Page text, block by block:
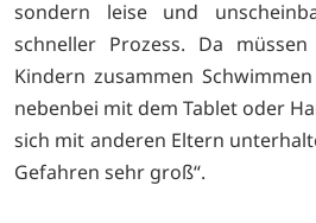
sondern leise und
schneller Prozess. Da
Kindern zusammen
nebenbei mit dem Tablet oder
sich mit anderen Eltern
Gefahren sehr groß“.